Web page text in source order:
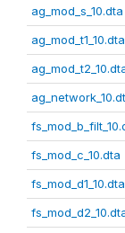
ag_mod_s_10.dta
ag_mod_t1_10.dta
fs_mod_c_10.dta
fs_mod_d1_10.dta